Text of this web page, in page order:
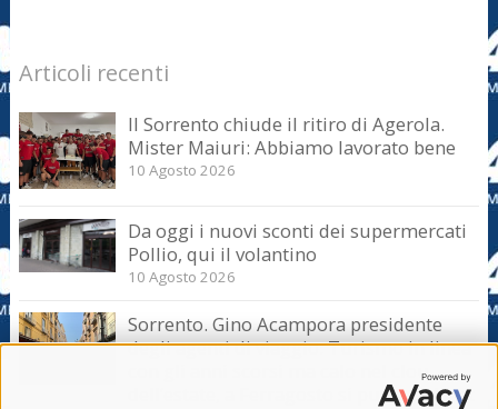
Articoli recenti
Il Sorrento chiude il ritiro di Agerola.
Mister Maiuri: Abbiamo lavorato bene
10 Agosto 2026
Da oggi i nuovi sconti dei supermercati
Pollio, qui il volantino
10 Agosto 2026
Sorrento. Gino Acampora presidente
degli agenti di viaggio: Turismo in linea
con gli anni scorsi ma calo nel clou
dell’estate, a Ferragosto si punta sul last